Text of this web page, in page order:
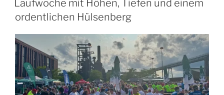
Laufwoche mit Höhen, Tiefen und einem
ordentlichen Hülsenberg